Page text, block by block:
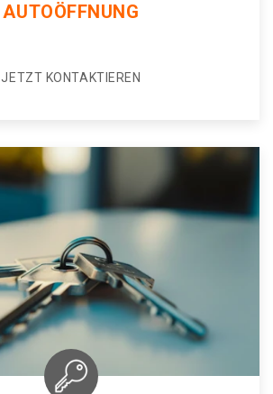
AUTOÖFFNUNG
JETZT KONTAKTIEREN